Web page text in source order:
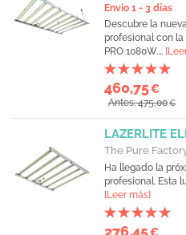
Envio 1 - 3 días
Descubre la
profesional con la
PRO 1080W....
460,75€
Antes: 475,00€
LAZERLITE
The Pure
Ha llegado la
profesional. Esta
[Leer más]
276,45€